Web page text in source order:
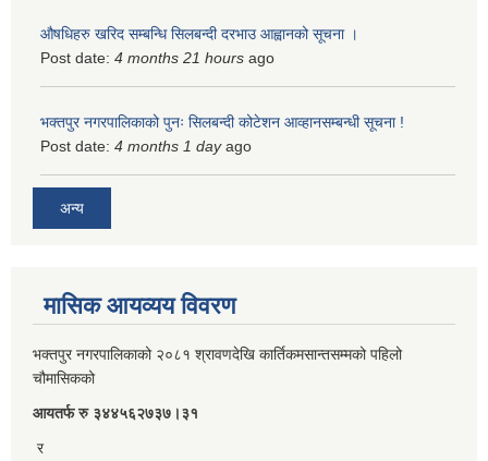
औषधिहरु खरिद सम्बन्धि सिलबन्दी दरभाउ आह्वानको सूचना ।
Post date: 4 months 21 hours ago
भक्तपुर नगरपालिकाको पुनः सिलबन्दी कोटेशन आव्हानसम्बन्धी सूचना !
Post date: 4 months 1 dayago
अन्य
मासिक आयव्यय विवरण
भक्तपुर नगरपालिकाको २०८१ श्रावणदेखि कार्तिकमसान्तसम्मको पहिलो
चौमासिकको
आयतर्फ रु‌ ३४४५६२७३७।३१
र